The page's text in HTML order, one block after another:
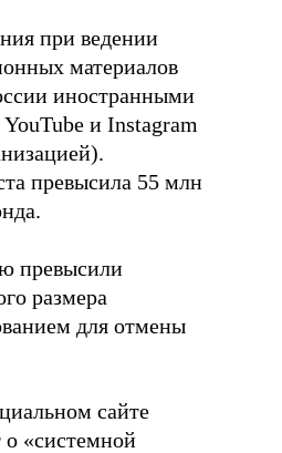
при ведении
материалов
иностранными
и Instagram
превысила 55 млн
превысили
размера
для отмены
сайте
«системной